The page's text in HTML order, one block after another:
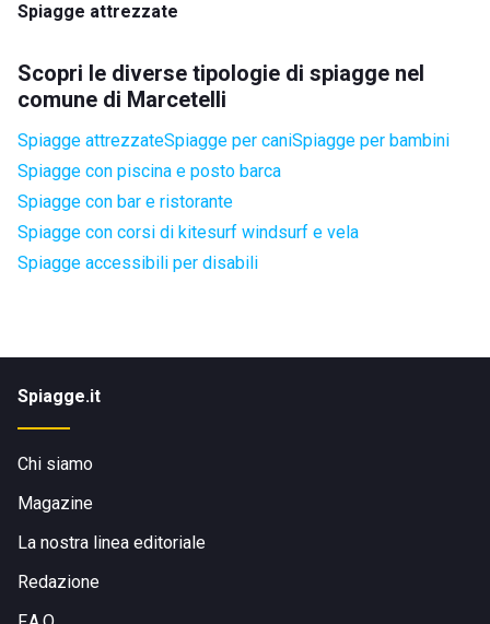
Spiagge attrezzate
Scopri le diverse tipologie di spiagge nel
comune di Marcetelli
Spiagge attrezzateSpiagge per caniSpiagge per bambini
Spiagge con piscina e posto barca
Spiagge con bar e ristorante
Spiagge con corsi di kitesurf windsurf e vela
Spiagge accessibili per disabili
Spiagge.it
Chi siamo
Magazine
La nostra linea editoriale
Redazione